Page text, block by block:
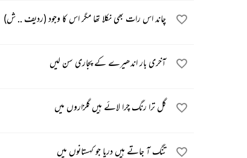
چاند اس رات بھی نکلا تھا مگر اس کا وجود (ردیف .. ش)
آخری بار اندھیرے کے پجاری سن لیں
گل ترا رنگ چرا لائے ہیں گلزاروں میں
تنگ آ جاتے ہیں دریا جو کہستانوں میں